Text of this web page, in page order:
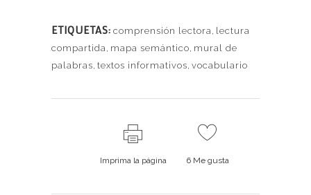
ETIQUETAS: comprensión lectora
lectura
compartida mapa semántico mural de
palabras textos informativos vocabulario
Imprima la página 6Me gusta